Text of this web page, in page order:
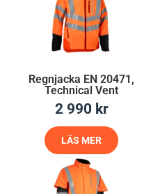
Regnjacka EN 20471,
Technical Vent
2 990 kr
LÄS MER